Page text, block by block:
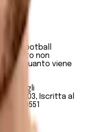
per football
sito non
in quanto viene
Via degli
Iscritta al
1470551